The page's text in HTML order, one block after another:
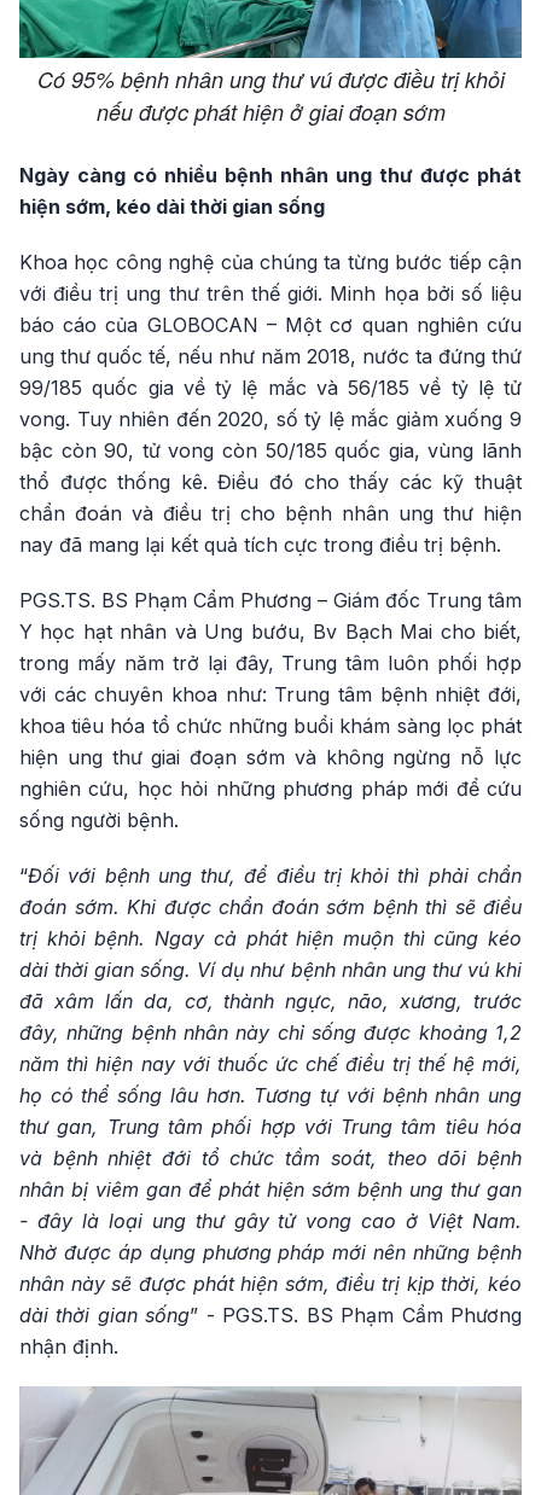
Có 95% bệnh nhân ung thư vú được điều trị khỏi
nếu được phát hiện ở giai đoạn sớm
Ngày càng có nhiều bệnh nhân ung thư được phát
hiện sớm, kéo dài thời gian sống
Khoa học công nghệ của chúng ta từng bước tiếp cận
với điều trị ung thư trên thế giới. Minh họa bởi số liệu
báo cáo của GLOBOCAN – Một cơ quan nghiên cứu
ung thư quốc tế, nếu như năm 2018, nước ta đứng thứ
99/185 quốc gia về tỷ lệ mắc và 56/185 về tỷ lệ tử
vong. Tuy nhiên đến 2020, số tỷ lệ mắc giảm xuống 9
bậc còn 90, tử vong còn 50/185 quốc gia, vùng lãnh
thổ được thống kê. Điều đó cho thấy các kỹ thuật
chẩn đoán và điều trị cho bệnh nhân ung thư hiện
nay đã mang lại kết quả tích cực trong điều trị bệnh.
PGS.TS. BS Phạm Cẩm Phương – Giám đốc Trung tâm
Y học hạt nhân và Ung bướu, Bv Bạch Mai cho biết,
trong mấy năm trở lại đây, Trung tâm luôn phối hợp
với các chuyên khoa như: Trung tâm bệnh nhiệt đới,
khoa tiêu hóa tổ chức những buổi khám sàng lọc phát
hiện ung thư giai đoạn sớm và không ngừng nỗ lực
nghiên cứu, học hỏi những phương pháp mới để cứu
sống người bệnh.
“Đối với bệnh ung thư, để điều trị khỏi thì phải chẩn
đoán sớm. Khi được chẩn đoán sớm bệnh thì sẽ điều
trị khỏi bệnh. Ngay cả phát hiện muộn thì cũng kéo
dài thời gian sống. Ví dụ như bệnh nhân ung thư vú khi
đã xâm lấn da, cơ, thành ngực, não, xương, trước
đây, những bệnh nhân này chỉ sống được khoảng 1,2
năm thì hiện nay với thuốc ức chế điều trị thế hệ mới,
họ có thể sống lâu hơn. Tương tự với bệnh nhân ung
thư gan, Trung tâm phối hợp với Trung tâm tiêu hóa
và bệnh nhiệt đới tổ chức tầm soát, theo dõi bệnh
nhân bị viêm gan để phát hiện sớm bệnh ung thư gan
- đây là loại ung thư gây tử vong cao ở Việt Nam.
Nhờ được áp dụng phương pháp mới nên những bệnh
nhân này sẽ được phát hiện sớm, điều trị kịp thời, kéo
dài thời gian sống” - PGS.TS. BS Phạm Cẩm Phương
nhận định.